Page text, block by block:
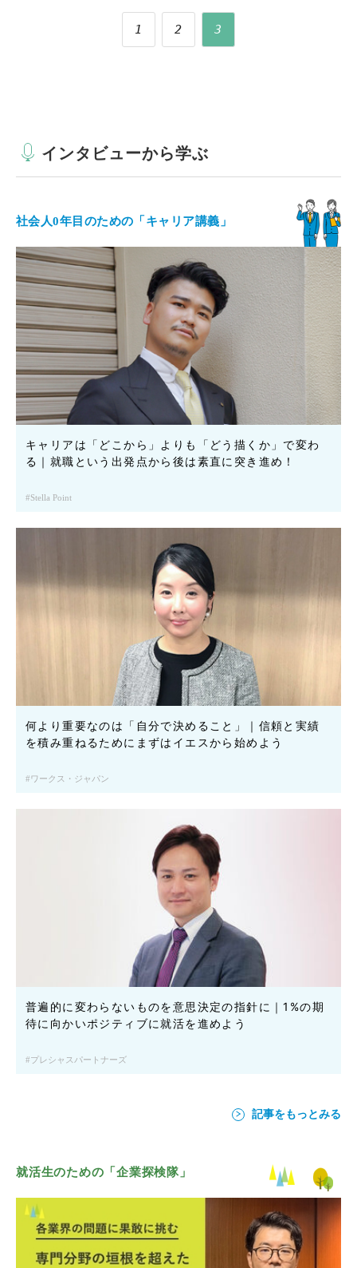
1 2 3
インタビューから学ぶ
社会人0年目のための「キャリア講義」
キャリアは「どこから」よりも「どう描くか」で変わ
る｜就職という出発点から後は素直に突き進め！
Stella Point
何より重要なのは「自分で決めること」｜信頼と実績
を積み重ねるためにまずはイエスから始めよう
ワークス・ジャパン
普遍的に変わらないものを意思決定の指針に｜1%の期
待に向かいポジティブに就活を進めよう
プレシャスパートナーズ
記事をもっとみる
就活生のための「企業探検隊」